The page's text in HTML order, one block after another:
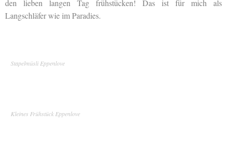
den lieben langen Tag frühstücken! Das ist für mich als
Langschläfer wie im Paradies.
Stapelmüsli Eppenlove
Kleines Frühstück Eppenlove